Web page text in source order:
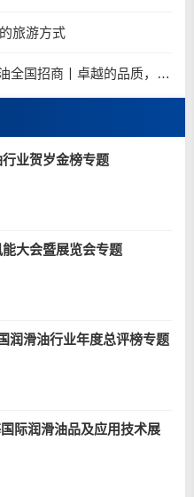
旅游方式
10、玉柴马石油-龙护工程机械油全国招商丨卓越的品质，专业的品牌！
业贺岁金榜专题
大会暨展览会专题
润滑油行业年度总评榜专题
际润滑油品及应用技术展